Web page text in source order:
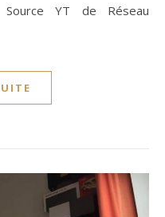
Source YT de Réseau